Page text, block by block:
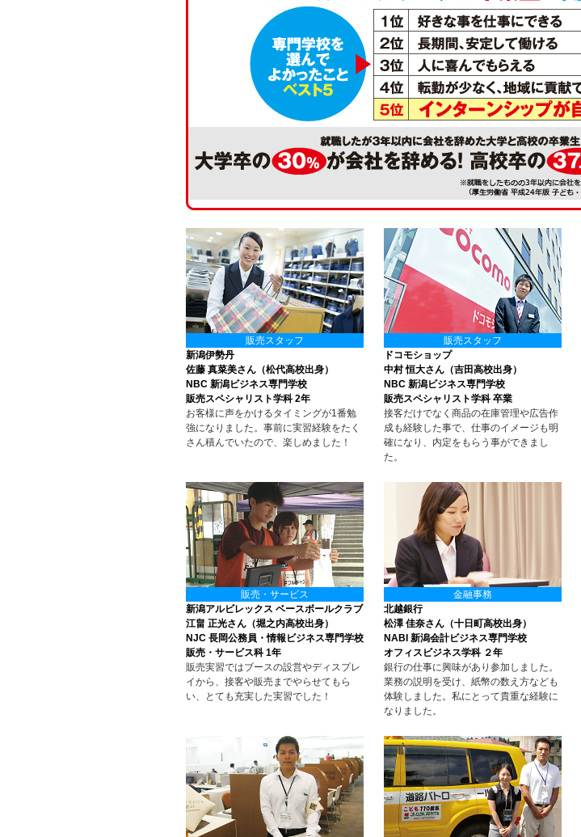
販売スタッフ
新潟伊勢丹
佐藤 真菜美さん（松代高校出身）
NBC 新潟ビジネス専門学校
販売スペシャリスト学科 2年
お客様に声をかけるタイミングが1番勉
強になりました。事前に実習経験をたく
さん積んでいたので、楽しめました！
販売スタッフ
ドコモショップ
中村 恒大さん（吉田高校出身）
NBC 新潟ビジネス専門学校
販売スペシャリスト学科 卒業
接客だけでなく商品の在庫管理や広告作
成も経験した事で、仕事のイメージも明
確になり、内定をもらう事ができまし
た。
販売・サービス
新潟アルビレックス ベースボールクラブ
江畠 正光さん（堀之内高校出身）
NJC 長岡公務員・情報ビジネス専門学校
販売・サービス科 1年
販売実習ではブースの設営やディスプレ
イから、接客や販売までやらせてもら
い、とても充実した実習でした！
金融事務
北越銀行
松澤 佳奈さん（十日町高校出身）
NABI 新潟会計ビジネス専門学校
オフィスビジネス学科 ２年
銀行の仕事に興味があり参加しました。
業務の説明を受け、紙幣の数え方なども
体験しました。私にとって貴重な経験に
なりました。